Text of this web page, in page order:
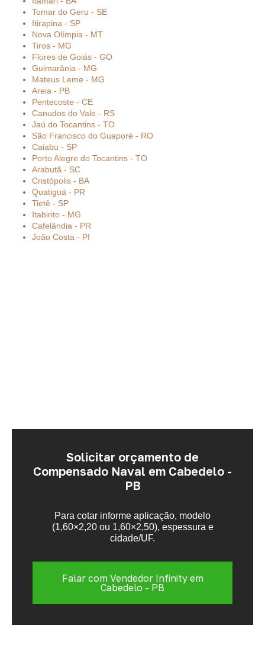
Tomar do Geru - SE
Itirapina - SP
Nova Olímpia - MT
Tiros - MG
Flores de Goiás - GO
Guimarânia - MG
Mateus Leme - MG
Areia - PB
Pentecoste - CE
Canudos do Vale - RS
Jaú do Tocantins - TO
São Francisco do Guaporé - RO
Caiabu - SP
Porto Alegre do Tocantins - TO
Arabutã - SC
Cristópolis - BA
Quatiguá - PR
Tietê - SP
Itabirito - MG
Cafelândia - PR
João Costa - PI
Solicitar orçamento de
Compensado Naval em Cabedelo -
PB
Para cotar informe aplicação, modelo
(1,60×2,20 ou 1,60×2,50), espessura e
cidade/UF.
Falar com Vendedor Infinity em
Cabedelo - PB